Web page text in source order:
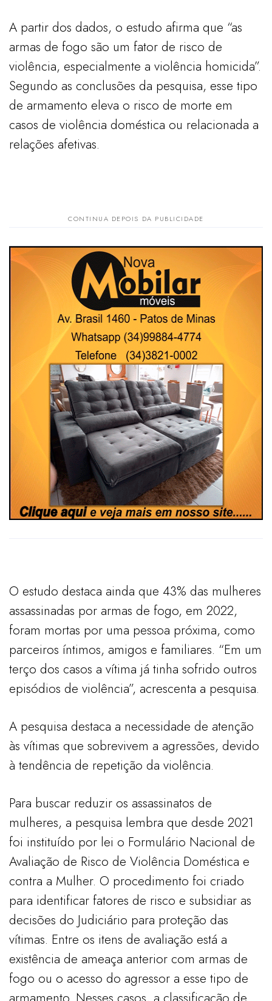
A partir dos dados, o estudo afirma que “as
armas de fogo são um fator de risco de
violência, especialmente a violência homicida”.
Segundo as conclusões da pesquisa, esse tipo
de armamento eleva o risco de morte em
casos de violência doméstica ou relacionada a
relações afetivas.
O estudo destaca ainda que 43% das mulheres
assassinadas por armas de fogo, em 2022,
foram mortas por uma pessoa próxima, como
parceiros íntimos, amigos e familiares. “Em um
terço dos casos a vítima já tinha sofrido outros
episódios de violência”, acrescenta a pesquisa.
A pesquisa destaca a necessidade de atenção
às vítimas que sobrevivem a agressões, devido
à tendência de repetição da violência.
Para buscar reduzir os assassinatos de
mulheres, a pesquisa lembra que desde 2021
foi instituído por lei o Formulário Nacional de
Avaliação de Risco de Violência Doméstica e
contra a Mulher. O procedimento foi criado
para identificar fatores de risco e subsidiar as
decisões do Judiciário para proteção das
vítimas. Entre os itens de avaliação está a
existência de ameaça anterior com armas de
fogo ou o acesso do agressor a esse tipo de